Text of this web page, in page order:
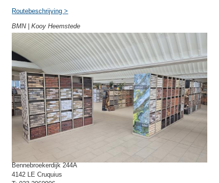
Routebeschrijving >
BMN | Kooy Heemstede
BMN | Kooy Heemstede
Bennebroekerdijk 244A
4142 LE Cruquius